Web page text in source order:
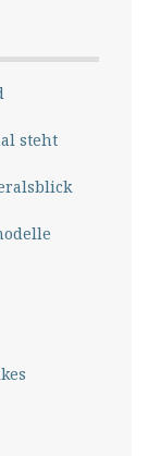
steht